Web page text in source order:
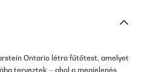
Ontario létra fűtőtest, amelyet
terveztek – ahol a megjelenés